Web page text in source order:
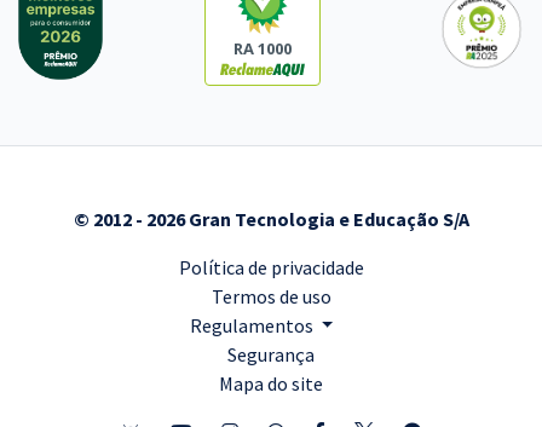
RA 1000
© 2012 - 2026 Gran Tecnologia e Educação S/A
Política de privacidade
Termos de uso
Regulamentos
Segurança
Mapa do site